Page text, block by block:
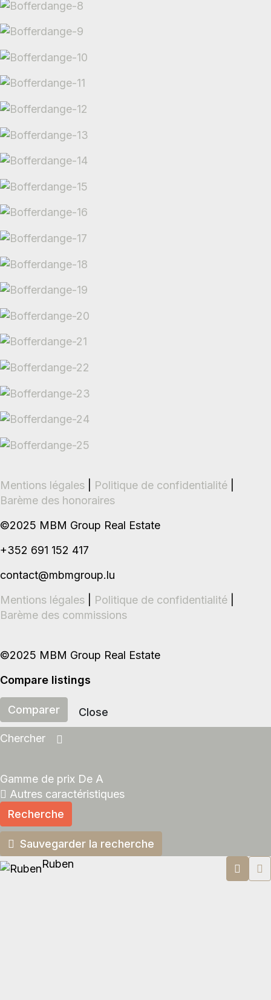
Mentions légales Politique de confidentialité
Barème des honoraires
©2025 MBM Group Real Estate
+352 691 152 417
contact@mbmgroup.lu
Mentions légales
Politique de confidentialité
Barème des commissions
©2025 MBM Group Real Estate
Compare listings
Comparer Close
Chercher
Gamme de prix De A
Autres caractéristiques
Recherche
Sauvegarder la recherche
Ruben